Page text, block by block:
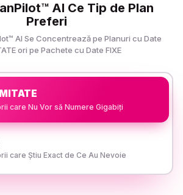
AI Ce Tip de Plan
Preferi
AI Se Concentrează pe Planuri cu Date
ori pe Pachete cu Date FIXE
care Nu Vor să Numere Gigabiți
care Știu Exact de Ce Au Nevoie